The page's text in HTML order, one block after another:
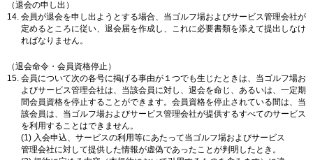
（退会の申し出）
会員が退会を申し出ようとする場合、当ゴルフ場およびサービス管理会社が
定めるところに従い、退会届を作成し、これに必要書類を添えて提出しなけ
ればなりません。
（退会命令・会員資格停止）
会員について次の各号に掲げる事由が１つでも生じたときは、当ゴルフ場お
よびサービス管理会社は、当該会員に対し、退会を命じ、あるいは、一定期
間会員資格を停止することができます。会員資格を停止されている間は、当
該会員は、当ゴルフ場およびサービス管理会社が提供するすべてのサービス
を利用することはできません。
(1) 入会申込、サービスの利用等にあたって当ゴルフ場およびサービス
管理会社に対して提供した情報が虚偽であったことが判明したとき。